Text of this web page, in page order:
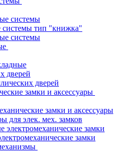
системы
системы тип "книжка"
системы
дверей
дверей
замки и аксессуары
замки и аксессуары
для элек. мех. замков
электромеханические замки
замки